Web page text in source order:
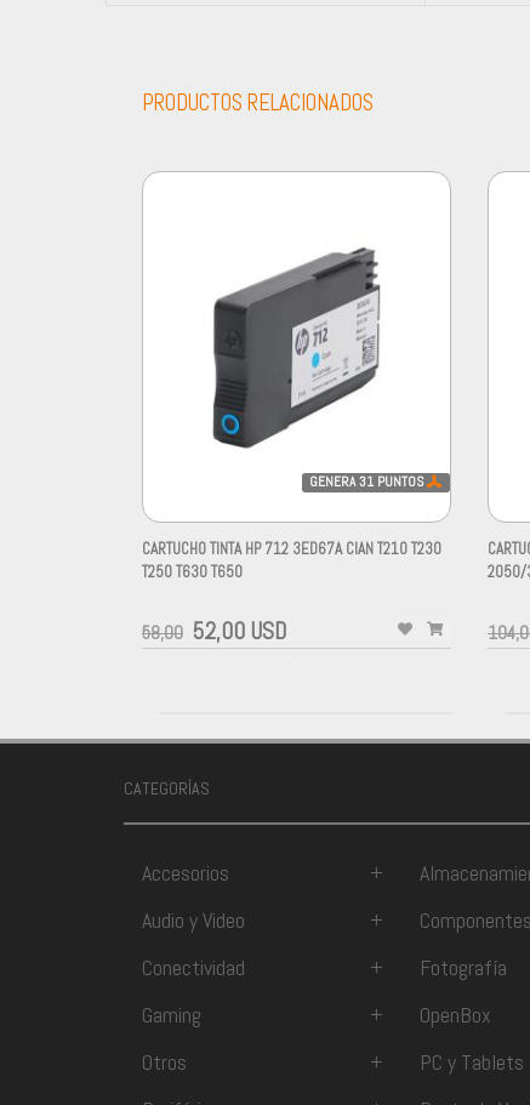
PRODUCTOS RELACIONADOS
GENERA31 PUNTOS
CARTUCHO TINTA HP 712 3ED67A CIAN T210 T230
T250 T630 T650
58,00 52,00 USD
CATEGORÍAS
Accesorios +
Audio y Video
+ Componentes
Conectividad
+ Fotografía
Gaming
+
OpenBox
Otros
+ PC y Tablets